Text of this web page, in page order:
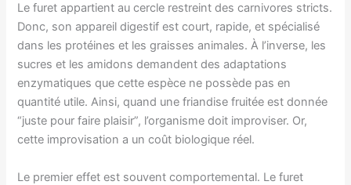
Le furet appartient au cercle restreint des carnivores stricts.
Donc, son appareil digestif est court, rapide, et spécialisé
dans les protéines et les graisses animales. À l’inverse, les
sucres et les amidons demandent des adaptations
enzymatiques que cette espèce ne possède pas en
quantité utile. Ainsi, quand une friandise fruitée est donnée
“juste pour faire plaisir”, l’organisme doit improviser. Or,
cette improvisation a un coût biologique réel.
Le premier effet est souvent comportemental. Le furet